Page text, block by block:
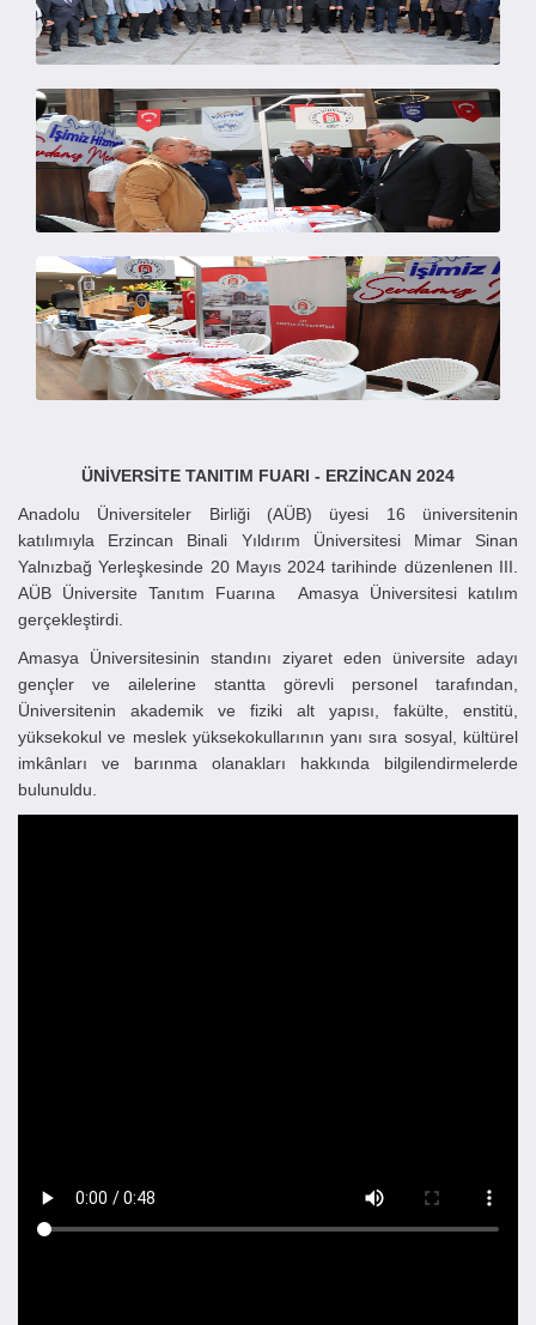
ÜNİVERSİTE TANITIM FUARI - ERZİNCAN 2024
Anadolu Üniversiteler Birliği (AÜB) üyesi 16 üniversitenin
katılımıyla Erzincan Binali Yıldırım Üniversitesi Mimar Sinan
Yalnızbağ Yerleşkesinde 20 Mayıs 2024 tarihinde düzenlenen III.
AÜB Üniversite Tanıtım Fuarına Amasya Üniversitesi katılım
gerçekleştirdi.
Amasya Üniversitesinin standını ziyaret eden üniversite adayı
gençler ve ailelerine stantta görevli personel tarafından,
Üniversitenin akademik ve fiziki alt yapısı, fakülte, enstitü,
yüksekokul ve meslek yüksekokullarının yanı sıra sosyal, kültürel
imkânları ve barınma olanakları hakkında bilgilendirmelerde
bulunuldu.